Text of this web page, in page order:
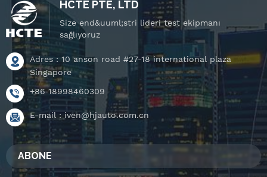
HCTE PTE, LTD
Size end&uuml;stri lideri test ekipmanı
sağlıyoruz
Adres : 10 anson road #27-18 international plaza
Singapore
+86 18998460309
E-mail :iven@hjauto.com.cn
ABONE